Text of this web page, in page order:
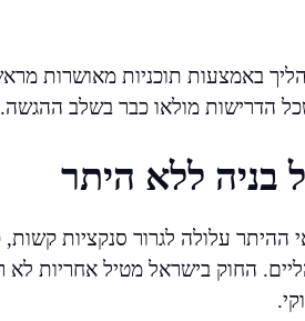
באמצעות תוכניות מאושרות
הדרישות מולאו כבר בשלב ההגשה.
בניה ללא היתר
ההיתר עלולה לגרור סנקציות קשות,
החוק בישראל מטיל אחריות